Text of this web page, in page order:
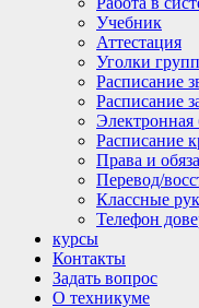
Учебник
Аттестация
Уголки групп
Расписание
Расписание
Электронная
Расписание
Права и
Перевод/
Классные
Телефон
курсы
Контакты
Задать вопрос
О техникуме